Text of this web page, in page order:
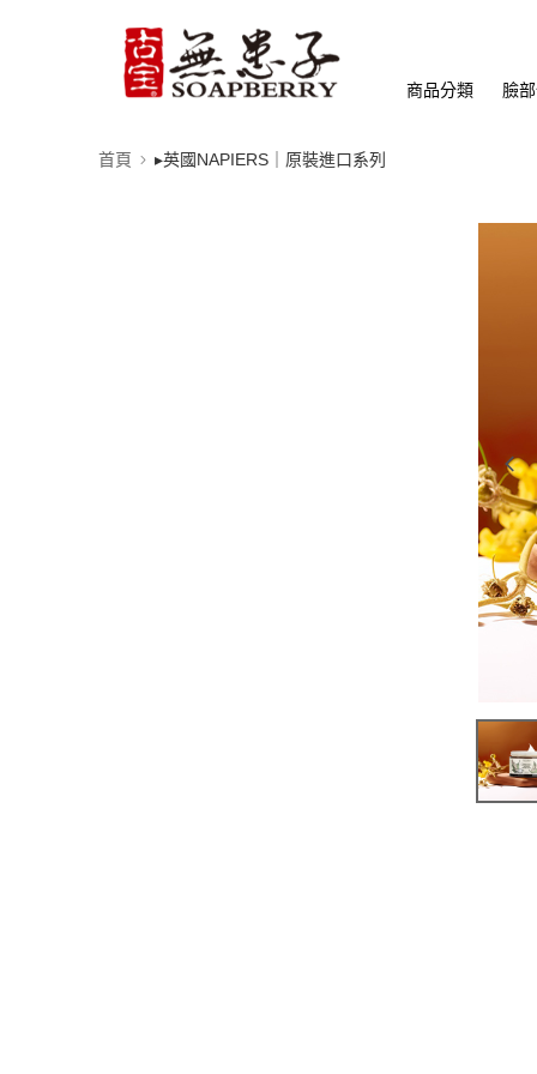
商品分類 臉
首頁 ▸英國NAPIERS｜原裝進口系列